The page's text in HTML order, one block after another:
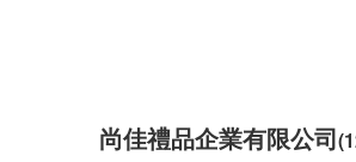
尚佳禮品企業有限公司